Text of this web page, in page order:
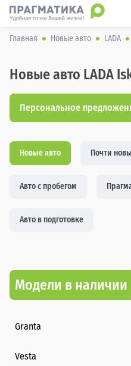
Главная Новые авто LADA
Новые авто LADA
Персональное
Новые авто Почти
Авто с пробегом
Авто в подготовке
Модели в наличии
Granta
Vesta